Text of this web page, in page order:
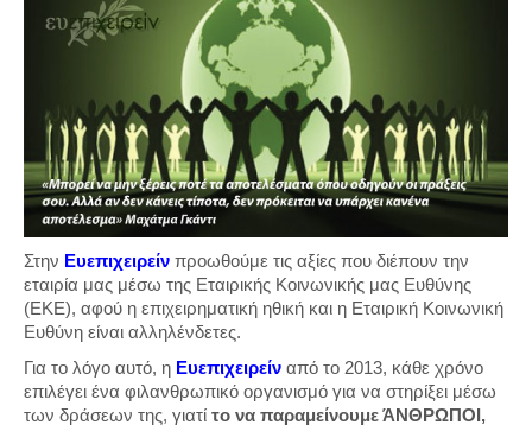
Στην Ευεπιχειρείν προωθούμε τις αξίες που διέπουν την
εταιρία μας μέσω της Εταιρικής Κοινωνικής μας Ευθύνης
(ΕΚΕ), αφού η επιχειρηματική ηθική και η Εταιρική Κοινωνική
Ευθύνη είναι αλληλένδετες.
Για το λόγο αυτό, η Ευεπιχειρείν από το 2013, κάθε χρόνο
επιλέγει ένα φιλανθρωπικό οργανισμό για να στηρίξει μέσω
των δράσεων της, γιατί το να παραμείνουμε ΆΝΘΡΩΠΟΙ,